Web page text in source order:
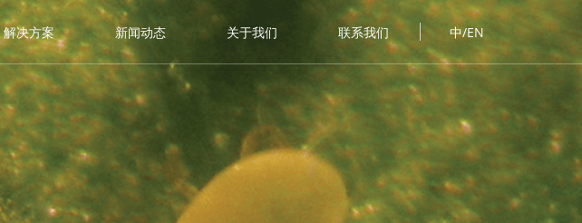
解决方案 新闻动态 关于我们 联系我们 中/EN